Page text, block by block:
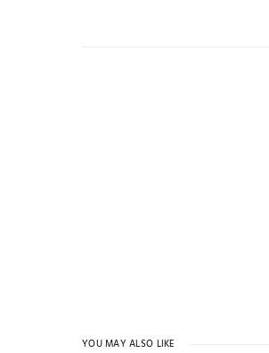
YOU MAY ALSO LIKE